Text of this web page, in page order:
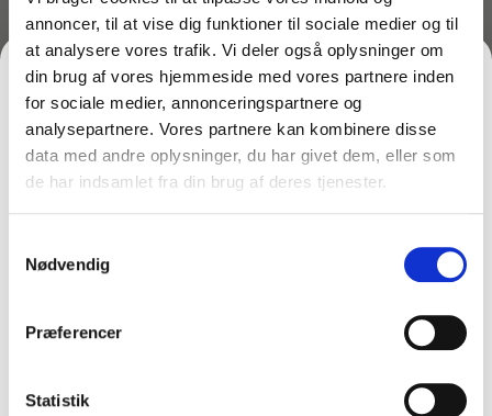
annoncer, til at vise dig funktioner til sociale medier og til
at analysere vores trafik. Vi deler også oplysninger om
din brug af vores hjemmeside med vores partnere inden
for sociale medier, annonceringspartnere og
analysepartnere. Vores partnere kan kombinere disse
data med andre oplysninger, du har givet dem, eller som
de har indsamlet fra din brug af deres tjenester.
Nødvendig
Præferencer
Statistik
Grundet microfiberens særlige struktur, er det sjældent
nødvendig også at anvende rengøringsmidler. I de
fleste tilfælde kan man spare rengøringsmidlerne og
blot anvende vand. Herved skånes også miljøet.
En klud i absolut højeste kvalitet og som kan
maskinvaskes op til 500 gange.
produkter:
FÅ 10% PÅ DIN FØRSTE ORDRE